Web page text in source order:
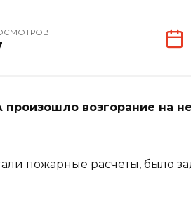
возгорание на
пожарные расчёты, было